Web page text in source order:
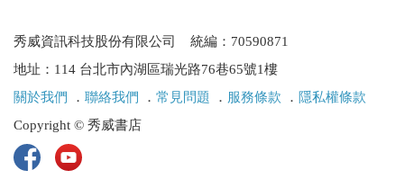
秀威資訊科技股份有限公司 統編：70590871
地址：114 台北市內湖區瑞光路76巷65號1樓
關於我們
． 聯絡我們 ． 常見問題 ． 服務條款 ． 隱私權條款
Copyright © 秀威書店